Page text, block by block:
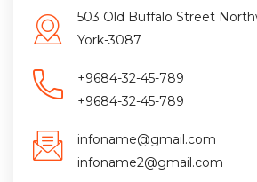
503 Old Buffalo Street
York-3087
+9684-32-45-789
+9684-32-45-789
infoname@gmail.com
infoname2@gmail.com